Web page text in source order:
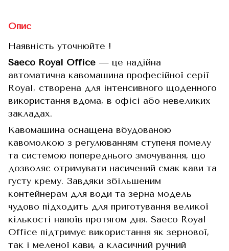
Опис
Наявність уточнюйте !
Saeco Royal Office — це надійна
автоматична кавомашина професійної серії
Royal, створена для інтенсивного щоденного
використання вдома, в офісі або невеликих
закладах.
Кавомашина оснащена вбудованою
кавомолкою з регулюванням ступеня помелу
та системою попереднього змочування, що
дозволяє отримувати насичений смак кави та
густу крему. Завдяки збільшеним
контейнерам для води та зерна модель
чудово підходить для приготування великої
кількості напоїв протягом дня. Saeco Royal
Office підтримує використання як зернової,
так і меленої кави, а класичний ручний